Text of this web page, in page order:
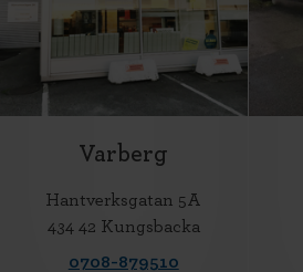
Varberg
Hantverksgatan 5A
434 42 Kungsbacka
0708-879510